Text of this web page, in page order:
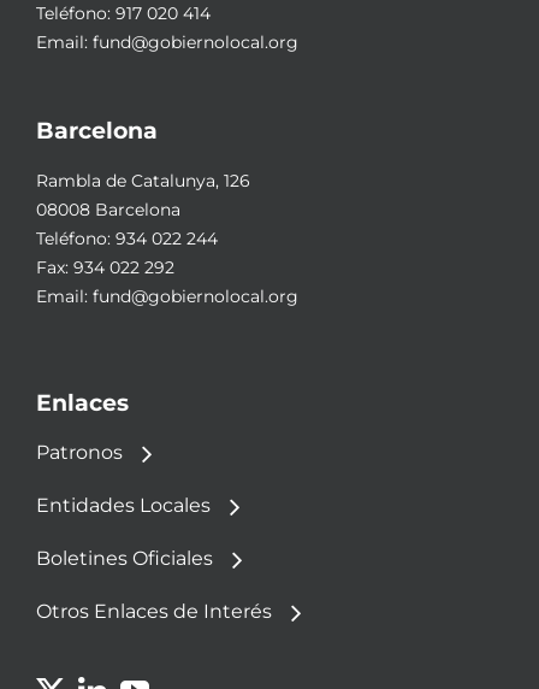
Teléfono: 917 020 414
Email: fund@gobiernolocal.org
Barcelona
Rambla de Catalunya, 126
08008 Barcelona
Teléfono: 934 022 244
Fax: 934 022 292
Email: fund@gobiernolocal.org
Enlaces
Patronos
Entidades Locales
Boletines Oficiales
Otros Enlaces de Interés